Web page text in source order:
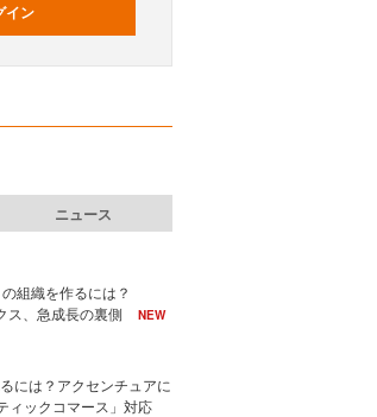
イン
ニュース
組織を作るには？
ス、急成長の裏側
NEW
には？アクセンチュアに
ィックコマース」対応